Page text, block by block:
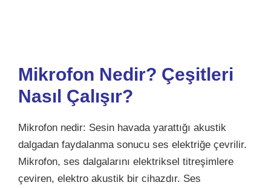
Mikrofon Nedir? Çeşitleri
Nasıl Çalışır?
Mikrofon nedir: Sesin havada yarattığı akustik
dalgadan faydalanma sonucu ses elektriğe çevrilir.
Mikrofon, ses dalgalarını elektriksel titreşimlere
çeviren, elektro akustik bir cihazdır. Ses